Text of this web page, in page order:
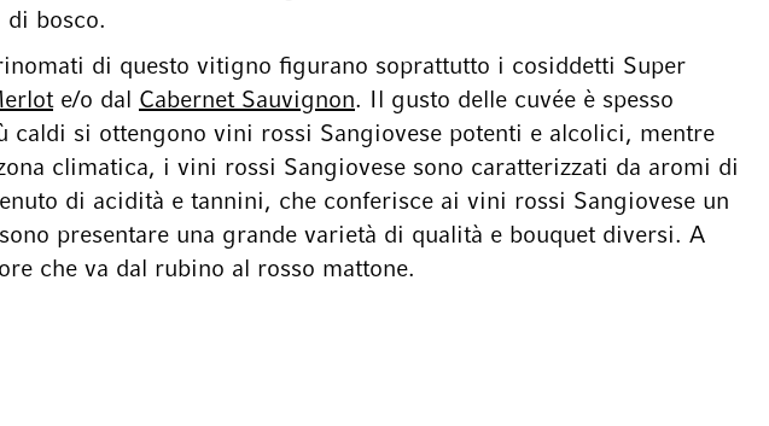
bosco.
di questo vitigno figurano soprattutto i cosiddetti Super
e/o dal Cabernet Sauvignon. Il gusto delle cuvée è spesso
si ottengono vini rossi Sangiovese potenti e alcolici, mentre
climatica, i vini rossi Sangiovese sono caratterizzati da aromi di
di acidità e tannini, che conferisce ai vini rossi Sangiovese un
presentare una grande varietà di qualità e bouquet diversi. A
che va dal rubino al rosso mattone.